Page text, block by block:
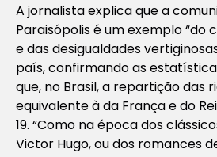
A jornalista explica que a
Paraisópolis é um exemplo
e das desigualdades
país, confirmando as
que, no Brasil, a repartição das
equivalente à da França e do
19. “Como na época dos
Victor Hugo, ou dos romances